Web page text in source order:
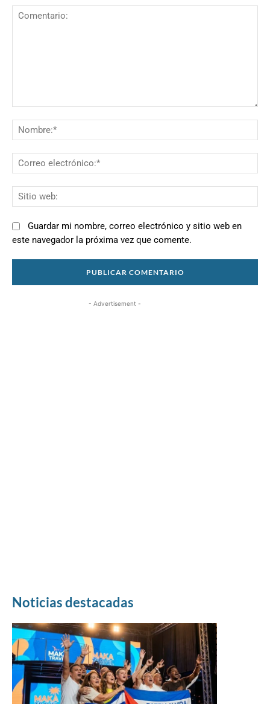
Guardar mi nombre, correo electrónico y sitio web en
este navegador la próxima vez que comente.
- Advertisement -
Noticias destacadas